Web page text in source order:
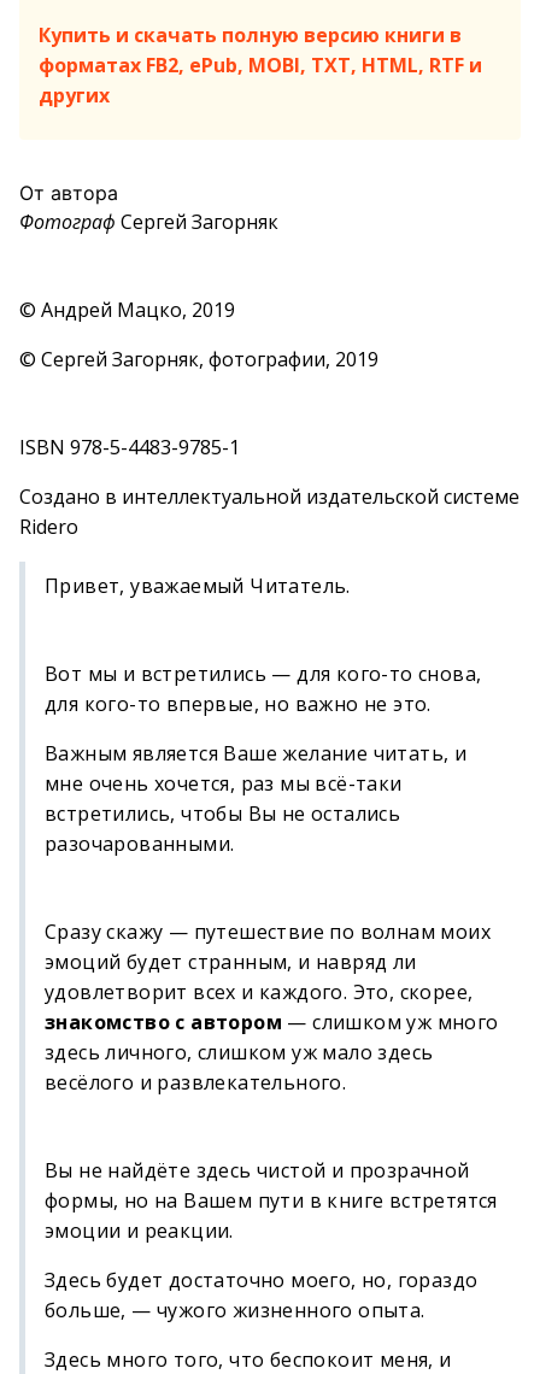
Купить и скачать полную версию книги в
форматах FB2, ePub, MOBI, TXT, HTML, RTF и
других
От автора
Фотограф Сергей Загорняк
© Андрей Мацко, 2019
© Сергей Загорняк, фотографии, 2019
ISBN 978-5-4483-9785-1
Создано в интеллектуальной издательской системе
Ridero
Привет, уважаемый Читатель.
Вот мы и встретились — для кого-то снова,
для кого-то впервые, но важно не это.
Важным является Ваше желание читать, и
мне очень хочется, раз мы всё-таки
встретились, чтобы Вы не остались
разочарованными.
Сразу скажу — путешествие по волнам моих
эмоций будет странным, и навряд ли
удовлетворит всех и каждого. Это, скорее,
знакомство с автором — слишком уж много
здесь личного, слишком уж мало здесь
весёлого и развлекательного.
Вы не найдёте здесь чистой и прозрачной
формы, но на Вашем пути в книге встретятся
эмоции и реакции.
Здесь будет достаточно моего, но, гораздо
больше, — чужого жизненного опыта.
Здесь много того, что беспокоит меня, и